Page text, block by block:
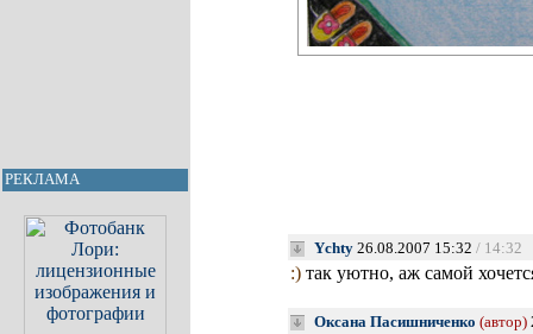
РЕКЛАМА
Ychty 26.08.2007 15:32 / 14:32
:) так уютно, аж самой
Оксана Пасишниченко (автор)